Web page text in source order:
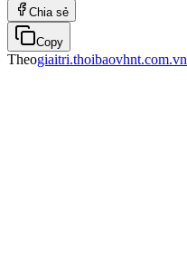
Chia sẻ
Copy
Theogiaitri.thoibaovhnt.com.vn